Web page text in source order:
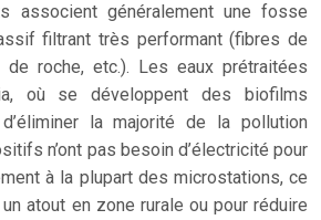
associent généralement une fosse
filtrant très performant (fibres de
de roche, etc.). Les eaux prétraitées
où se développent des biofilms
la majorité de la pollution
n’ont pas besoin d’électricité pour
à la plupart des microstations, ce
atout en zone rurale ou pour réduire